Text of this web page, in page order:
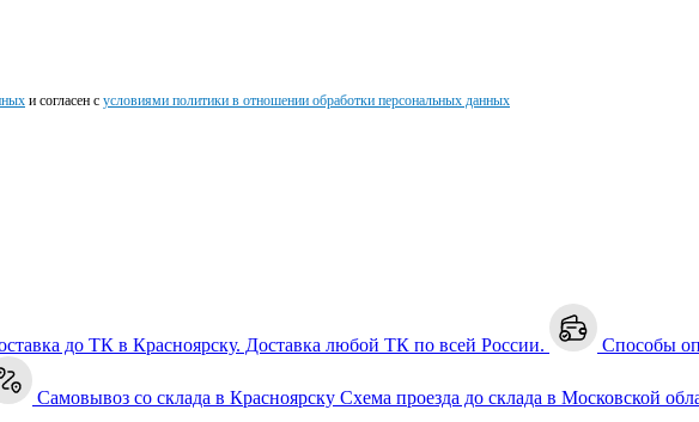
и согласен с условиями политики в отношении обработки персональных данных
до ТК в Красноярску. Доставка любой ТК по всей России. Способы
Самовывоз со склада в Красноярску Схема проезда до склада в Московской